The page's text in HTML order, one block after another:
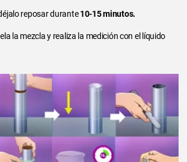
reposar durante10-15 minutos.
la mezcla y realiza la medición con el líquido